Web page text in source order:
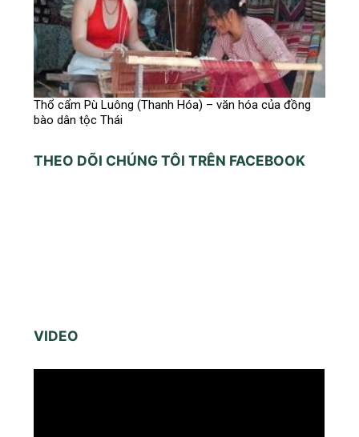
Thổ cẩm Pù Luông (Thanh Hóa) – văn hóa của đồng
bào dân tộc Thái
THEO DÕI CHÚNG TÔI TRÊN FACEBOOK
VIDEO